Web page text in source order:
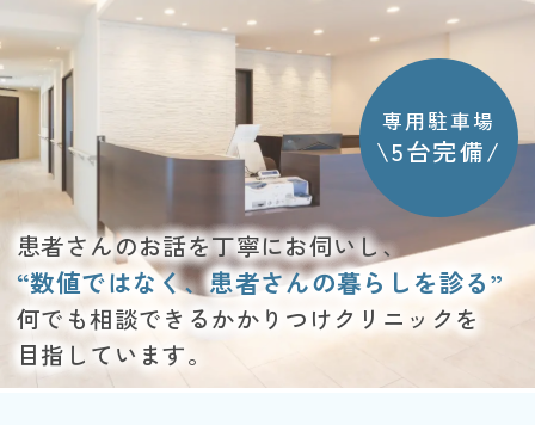
患者さんのお話を丁寧にお伺いし、
“数値ではなく、患者さんの暮らしを診る”
何でも相談できるかかりつけクリニックを
目指しています。
専用駐車場
\5台完備/